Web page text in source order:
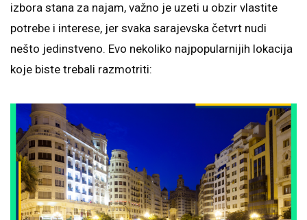
izbora stana za najam, važno je uzeti u obzir vlastite
potrebe i interese, jer svaka sarajevska četvrt nudi
nešto jedinstveno. Evo nekoliko najpopularnijih lokacija
koje biste trebali razmotriti: